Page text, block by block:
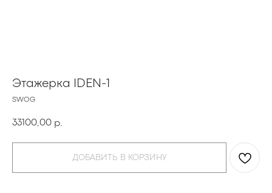
Этажерка IDEN-1
SWOG
33100,00 р.
ДОБАВИТЬ В КОРЗИНУ